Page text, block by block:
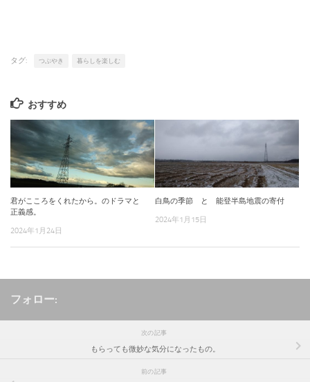
タグ: つぶやき 暮らしを楽しむ
おすすめ
君がこころをくれたから。のドラマと
正義感。
2024年1月24日
白鳥の季節 と 能登半島地震の寄付
2024年1月15日
フォロー:
次の記事
もらっても微妙な気分になったもの。
前の記事